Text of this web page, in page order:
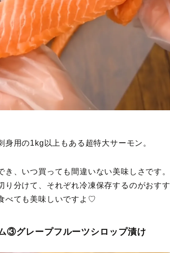
用の1kg以上もある超特大サーモン。
、いつ買っても間違いない美味しさです。
分けて、それぞれ冷凍保存するのがおすす
べても美味しいですよ♡
③グレープフルーツシロップ漬け